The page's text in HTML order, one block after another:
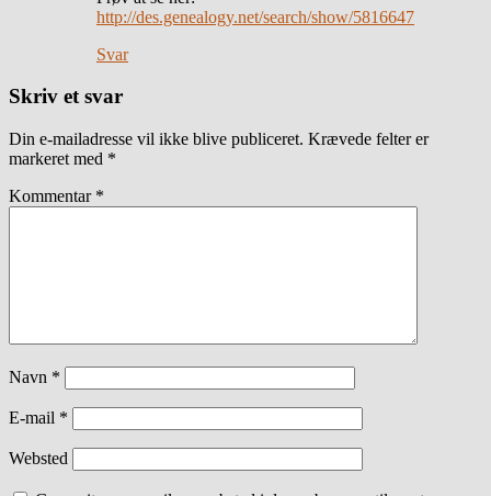
http://des.genealogy.net/search/show/5816647
Svar
Skriv et svar
Din e-mailadresse vil ikke blive publiceret. Krævede felter er
markeret med *
Kommentar *
Navn *
E-mail *
Websted